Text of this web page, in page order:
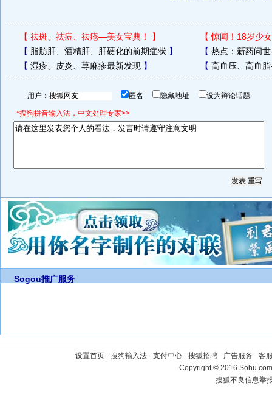
【 祛斑、祛痘、祛疮—美女宝典！ 】 【惊闻！18岁少
【 脂肪肝、酒精肝、肝硬化的前期症状 】 【 热点：新药问
【 湿疹、皮炎、荨麻疹最新发现】 【 高血压、高血
用户： 匿名 隐藏地址 设为辩论话题
*搜狗拼音输入法，中文处理专家>>
Sogou推广服务
设置首页 - 搜狗输入法 - 支付中心 - 搜狐招聘 - 广告服务 - 客
Copyright©2016
搜狐不良信息举